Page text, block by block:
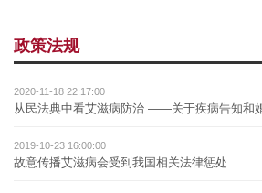
政策法规
2020-11-18 22:17:00
从民法典中看艾滋病防治 ——关于疾病告知和
2019-10-23 16:00:00
故意传播艾滋病会受到我国相关法律惩处